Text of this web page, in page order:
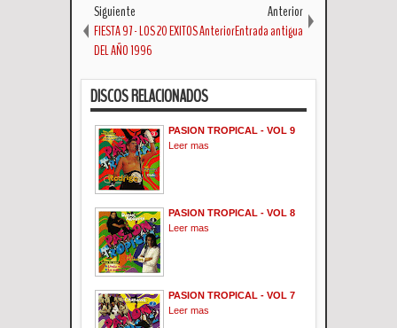
Siguiente
FIESTA 97 - LOS 20 EXITOS
DEL AÑO 1996
Anterior
AnteriorEntrada antigua
DISCOS RELACIONADOS
PASION TROPICAL - VOL 9
Leer mas
PASION TROPICAL - VOL 8
Leer mas
PASION TROPICAL - VOL 7
Leer mas